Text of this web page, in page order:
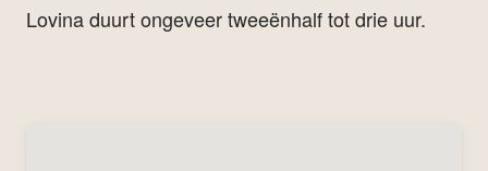
Lovina duurt ongeveer tweeënhalf tot drie uur.